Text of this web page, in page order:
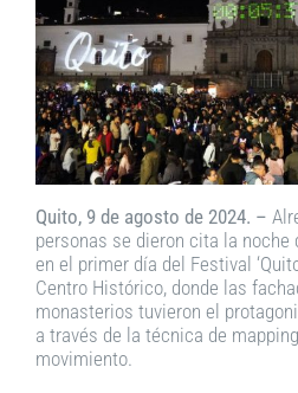
Quito, 9 de agosto de 2024. –
personas se dieron cita la
en el primer día del Festival
Centro Histórico, donde las
monasterios tuvieron el
a través de la técnica de
movimiento.